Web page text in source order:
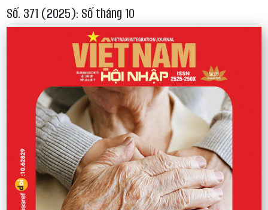
Số. 371 (2025): Số tháng 10